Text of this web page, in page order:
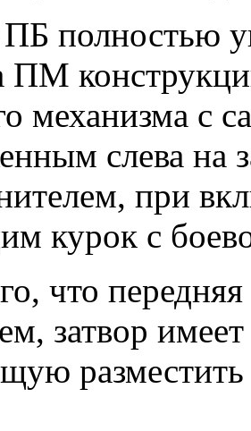
полностью
ПМ
механизма с
слева на
при
курок с
что передняя
затвор